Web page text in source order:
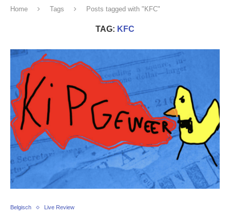
Home Tags Posts tagged with "KFC"
TAG: KFC
Belgisch Live Review